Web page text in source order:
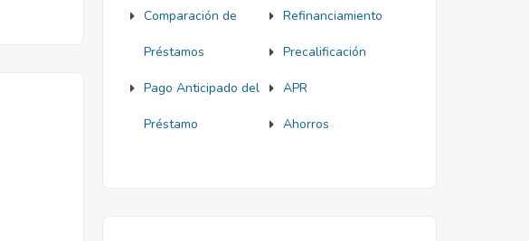
Comparación de
Préstamos
Refinanciamiento
Precalificación
Pago Anticipado del
Préstamo
APR
Ahorros